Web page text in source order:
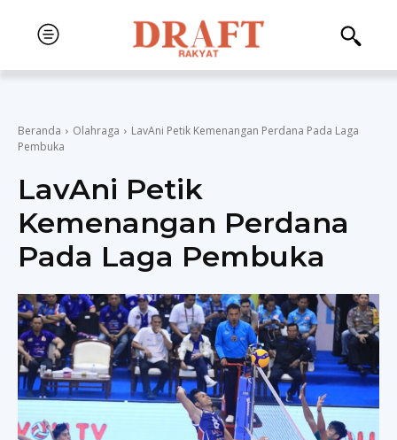
Beranda Olahraga
LavAni Petik Kemenangan Perdana Pada Laga
Pembuka
LavAni Petik
Kemenangan Perdana
Pada Laga Pembuka